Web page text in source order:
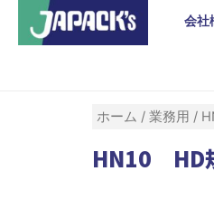
会社
ホーム / 業務用 /
HN10 HD